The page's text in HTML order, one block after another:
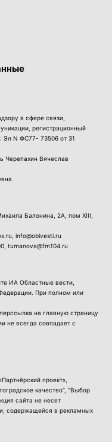
в сфере связи,
регистрационный
Эл N ФС77- 73506 от 31
Черепахин Вячеслав
Балонина, 2А, пом XIII,
info@oblvesti.ru
, tumanova@fm104.ru
ИА Областные вести,
При полном или
на главную страницу
не всегда совпадает с
проект»,
качество”, “Выбор
сайта не несет
содержащейся в рекламных